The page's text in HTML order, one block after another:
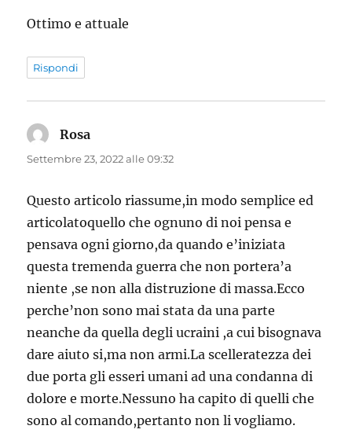
Ottimo e attuale
Rispondi
Rosa
detto:
Settembre 23, 2022 alle 09:32
Questo articolo riassume,in modo semplice ed
articolatoquello che ognuno di noi pensa e
pensava ogni giorno,da quando e’iniziata
questa tremenda guerra che non portera’a
niente ,se non alla distruzione di massa.Ecco
perche’non sono mai stata da una parte
neanche da quella degli ucraini ,a cui bisognava
dare aiuto si,ma non armi.La scelleratezza dei
due porta gli esseri umani ad una condanna di
dolore e morte.Nessuno ha capito di quelli che
sono al comando,pertanto non li vogliamo.